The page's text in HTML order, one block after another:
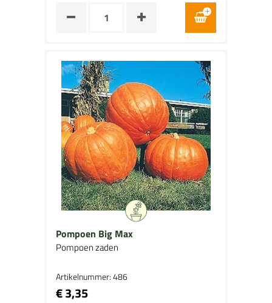
Pompoen Big Max
Pompoen zaden
Artikelnummer: 486
€ 3,35